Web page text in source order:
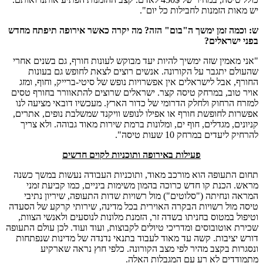
יש מאות הזמנות לחבילות כל יום".
ש: וכמה זמן ימשך ה"בום" הזה? מה יקרה כאשר אירופה תיפתח מחדש
בפני ישראלים?
"אני מאמין שזה ימשיך להיות יעד מבוקש לעונות חורף, גם בשנים אחרי
שהעולם יתגבר על הקורונה. אנשים רוצים לצאת לחופש גם בעונות
החורף, אבל לישראלים אין אפשרויות נופש של סיטי-ברייק, וחוף, ומזג
אויר טוב, במרחק טיסה קצר. ישראלים שרוצים להתאוורר בחורף טסים
למזרח הרחוק ולחלק הדרומי של כדור הארץ. מעכשיו דובאי מציעה לנו
אפשרות לחופשת חורף או אפילו לנופש וויקנד שמשלבת נופים, אתרים,
קניונים, מגדלים, חוף ים, ומלונות ברמת שירות מאוד גבוהה. ולא צריך
להרחיק ליעדים במרחק 10 שעות טיסה".
פעילות באירופה ותוכניות לקוים חדשים
תחום התעופה הוא מורכב מאוד, ותוכניות העבודה נעשות במשך כשנה
מראש. הכנת קו חדש כרוכה בהמון משימות ביניים, כמו קביעת זמני
המראה ונחיתה ("סלוטים") מול רשויות שדות התעופה, שיריון נתיבי
טיסה מול רשויות הבקרה האוירית בכל מדינה, שירותי קרקע של הסעדה
וטיפול במטוס בחניתו בשדה זר, הזמנת מלונות לנוסעים ולאנשי הצוות,
שכירת אוטובוסים ומדריכי טיולים לקבוצות, ועוד ועוד. לכן עולם התעופה
דורש יציבות. קשה עד מאוד לעבוד בתנאי נדנדה של מדינות שנפתחות
ונסגרות בקצב מהיר לפי מצב הקורונה. כלפי חוץ נראה שארקיע
מתמודדים לא רע עם המגבלות האלה.